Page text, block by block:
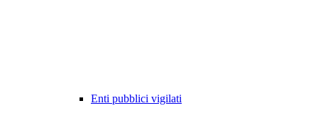
Enti pubblici vigilati